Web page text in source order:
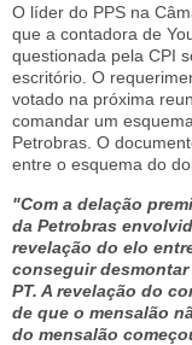
O líder do PPS na
que a contadora de
questionada pela CPI
escritório. O
votado na próxima
comandar um
Petrobras. O
entre o esquema do
"Com a delação
da Petrobras
revelação do elo
conseguir
PT. A revelação do
de que o mensalão
do mensalão